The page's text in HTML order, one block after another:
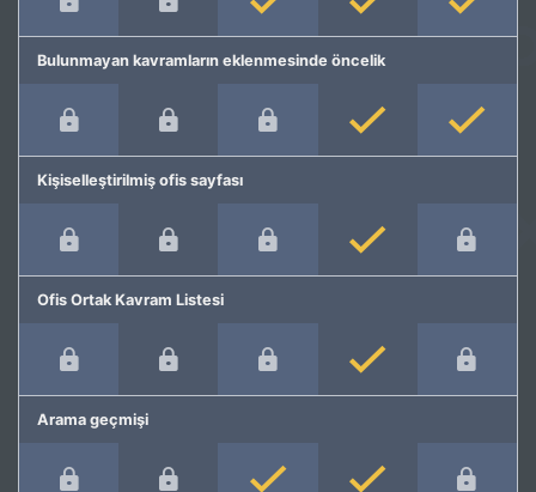
Bulunmayan kavramların eklenmesinde öncelik
Kişiselleştirilmiş ofis sayfası
Ofis Ortak Kavram Listesi
Arama geçmişi